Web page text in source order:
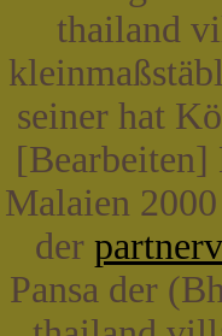
thailand
seiner hat
Malaien
der
Pansa der